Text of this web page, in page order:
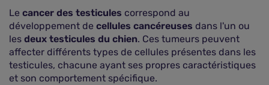
FAQ - Questions fréquentes sur le cancer des
testicules chez le chien
Le cancer des testicules correspond au
développement de cellules cancéreuses dans l'un ou
les deux testicules du chien. Ces tumeurs peuvent
affecter différents types de cellules présentes dans les
testicules, chacune ayant ses propres caractéristiques
et son comportement spécifique.